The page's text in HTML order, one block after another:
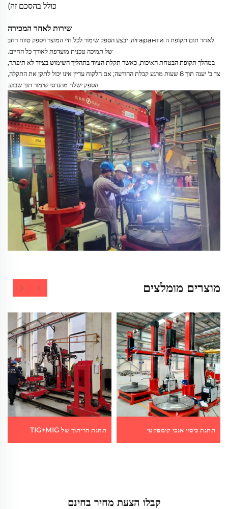
כולל בהסכם זה)
שירות לאחר המכירה
לאחר תום תקופת ה гарантиיה, יבצע הספק שימור לכל חיי המוצר ויספק טווח רחב
של תמיכה טכנית מועדפת לאורך כל החיים.
במהלך תקופת הבטחת האיכות, כאשר תקלת הציוד בתהליך השימוש בציוד לא תיפתר,
צד ב' יענה תוך 8 שעות מרגע קבלת ההודעה; אם הלקוח עדיין אינו יכול לתקן את התקלה,
הספק ישלח מהנדסי שימור תוך שבוע.
מוצרים מומלצים
תחנת כיסוי אנכי קומפקטי תחנת הריתוך של TIG+MIG
קבלו הצעת מחיר בחינם